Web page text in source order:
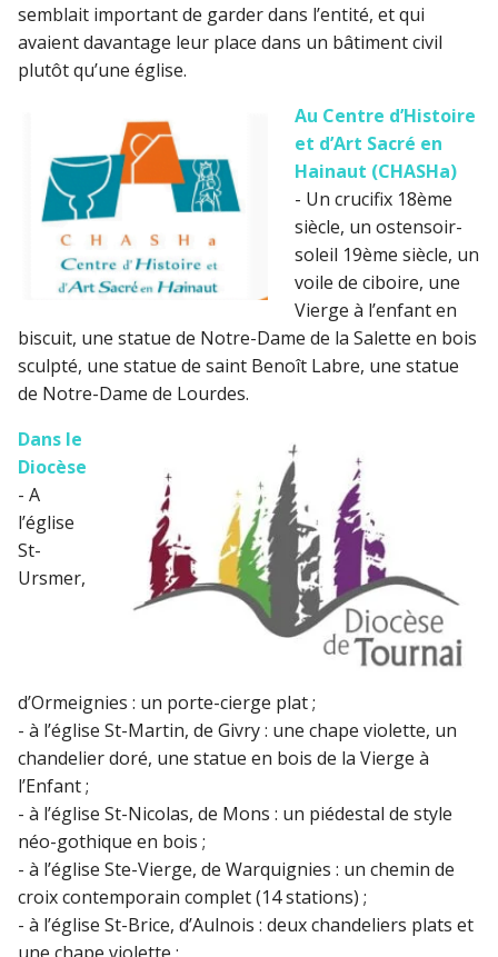
semblait important de garder dans l’entité, et qui
avaient davantage leur place dans un bâtiment civil
plutôt qu’une église.
Au Centre d’Histoire
et d’Art Sacré en
Hainaut (CHASHa)
- Un crucifix 18ème
siècle, un ostensoir-
soleil 19ème siècle, un
voile de ciboire, une
Vierge à l’enfant en
biscuit, une statue de Notre-Dame de la Salette en bois
sculpté, une statue de saint Benoît Labre, une statue
de Notre-Dame de Lourdes.
Dans le
Diocèse
- A
l’église
St-
Ursmer,
d’Ormeignies : un porte-cierge plat ;
- à l’église St-Martin, de Givry : une chape violette, un
chandelier doré, une statue en bois de la Vierge à
l’Enfant ;
- à l’église St-Nicolas, de Mons : un piédestal de style
néo-gothique en bois ;
- à l’église Ste-Vierge, de Warquignies : un chemin de
croix contemporain complet (14 stations) ;
- à l’église St-Brice, d’Aulnois : deux chandeliers plats et